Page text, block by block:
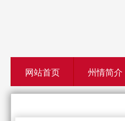
网站首页 州情简介